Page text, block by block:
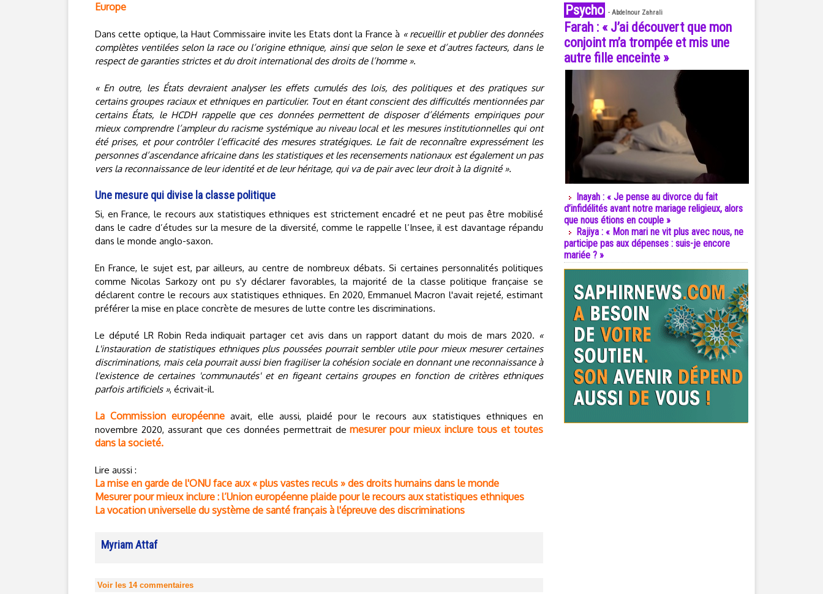
Europe
Dans cette optique, la Haut Commissaire invite les Etats dont la France à « recueillir et publier des données
complètes ventilées selon la race ou l’origine ethnique, ainsi que selon le sexe et d’autres facteurs, dans le
respect de garanties strictes et du droit international des droits de l’homme ».
« En outre, les États devraient analyser les effets cumulés des lois, des politiques et des pratiques sur
certains groupes raciaux et ethniques en particulier. Tout en étant conscient des difficultés mentionnées par
certains États, le HCDH rappelle que ces données permettent de disposer d’éléments empiriques pour
mieux comprendre l’ampleur du racisme systémique au niveau local et les mesures institutionnelles qui ont
été prises, et pour contrôler l’efficacité des mesures stratégiques. Le fait de reconnaître expressément les
personnes d’ascendance africaine dans les statistiques et les recensements nationaux est également un pas
vers la reconnaissance de leur identité et de leur héritage, qui va de pair avec leur droit à la dignité ».
Une mesure qui divise la classe politique
Si, en France, le recours aux statistiques ethniques est strictement encadré et ne peut pas être mobilisé
dans le cadre d’études sur la mesure de la diversité, comme le rappelle l’Insee, il est davantage répandu
dans le monde anglo-saxon.
En France, le sujet est, par ailleurs, au centre de nombreux débats. Si certaines personnalités politiques
comme Nicolas Sarkozy ont pu s'y déclarer favorables, la majorité de la classe politique française se
déclarent contre le recours aux statistiques ethniques. En 2020, Emmanuel Macron l'avait rejeté, estimant
préférer la mise en place concrète de mesures de lutte contre les discriminations.
Le député LR Robin Reda indiquait partager cet avis dans un rapport datant du mois de mars 2020. «
L'instauration de statistiques ethniques plus poussées pourrait sembler utile pour mieux mesurer certaines
discriminations, mais cela pourrait aussi bien fragiliser la cohésion sociale en donnant une reconnaissance à
l'existence de certaines 'communautés' et en figeant certains groupes en fonction de critères ethniques
parfois artificiels », écrivait-il.
La Commission européenne avait, elle aussi, plaidé pour le recours aux statistiques ethniques en
novembre 2020, assurant que ces données permettrait demesurer pour mieux inclure tous et toutes
dans la societé.
Lire aussi :
La mise en garde de l'ONU face aux « plus vastes reculs » des droits humains dans le monde
Mesurer pour mieux inclure : l’Union européenne plaide pour le recours aux statistiques ethniques
La vocation universelle du système de santé français à l'épreuve des discriminations
Myriam Attaf
Voir les 14commentaires
Psycho - Abdelnour Zahrali
Farah : « J’ai découvert que mon
conjoint m’a trompée et mis une
autre fille enceinte »
Inayah : « Je pense au divorce du fait
d’infidélités avant notre mariage religieux, alors
que nous étions en couple »
Rajiya : « Mon mari ne vit plus avec nous, ne
participe pas aux dépenses : suis-je encore
mariée ? »